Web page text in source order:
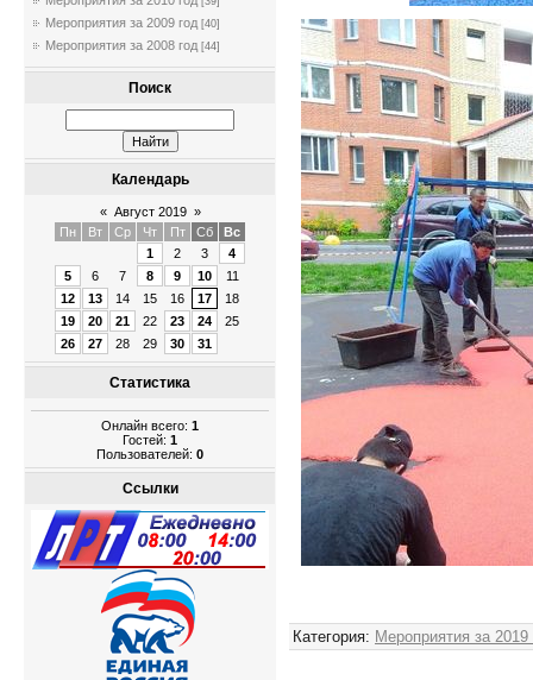
Мероприятия за 2009 год [40]
Мероприятия за 2008 год [44]
Поиск
Календарь
« Август 2019 »
Пн
Вт Ср Чт Пт Сб
Вс
1
2 3
4
5
6 7 8 9 10
11
12
13 14 15 16 17
18
19
20 21 22 23 24
25
26
27 28 29 30 31
Статистика
Онлайн всего: 1
Гостей: 1
Пользователей: 0
Ссылки
Категория: Мероприятия за 2019